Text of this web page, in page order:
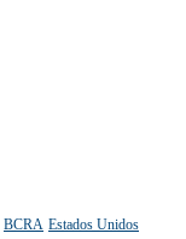
BCRA Estados Unidos